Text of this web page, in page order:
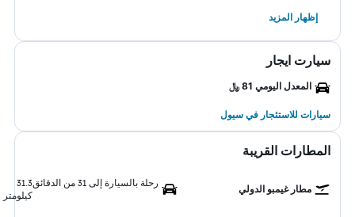
إظهار المزيد
سيارت ايجار
المعدل اليومي 81 ﷼
سيارات للاستئجار في سيول
المطارات القريبة
مطار غيمبو الدولي
رحلة بالسيارة إلى 31 من الدقائق
31.3
كيلومتر